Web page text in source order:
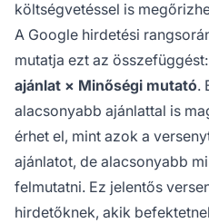
költségvetéssel is
A Google hirdetési
mutatja ezt az összefüggést:
ajánlat × Minőségi mutató.
alacsonyabb ajánlattal is
érhet el, mint azok a
ajánlatot, de alacsonyabb
felmutatni. Ez jelentős
hirdetőknek, akik